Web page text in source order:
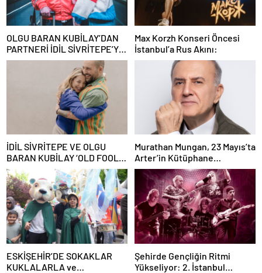
OLGU BARAN KUBİLAY’DAN
PARTNERİ İDİL SİVRİTEPE’YE
ÖVGÜ DOLU SÖZLER!
Max Korzh Konseri Öncesi
İstanbul’a Rus Akını:
İDİL SİVRİTEPE VE OLGU
BARAN KUBİLAY ‘OLD FOOLS’
İLE TÜRSAK VAKFI İÇİN
SAHNEDE!
Murathan Mungan, 23 Mayıs’ta
Arter’in Kütüphane
Söyleşileri’ne Konuk Oluyor!
ESKİŞEHİR’DE SOKAKLAR
KUKLALARLA ve
Şehirde Gençliğin Ritmi
Yükseliyor: 2. İstanbul